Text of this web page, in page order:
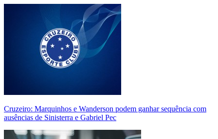
Cruzeiro: Marquinhos e Wanderson podem ganhar sequência com
ausências de Sinisterra e Gabriel Pec